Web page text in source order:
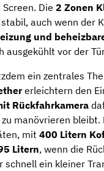
Die 2 Zonen
auch wenn der
und
ausgekühlt vor der
ein zentrales
erleichtern den
Rückfahrkamera
manövrieren bleibt.
mit 400 Litern
Litern, wenn die
schnell ein kleiner